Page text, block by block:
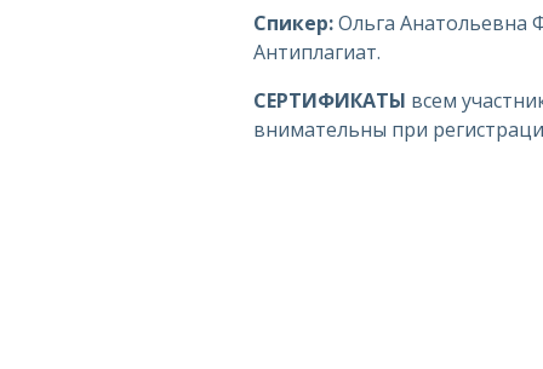
Спикер:Ольга Анатольевна
Антиплагиат.
СЕРТИФИКАТЫ всем
внимательны при